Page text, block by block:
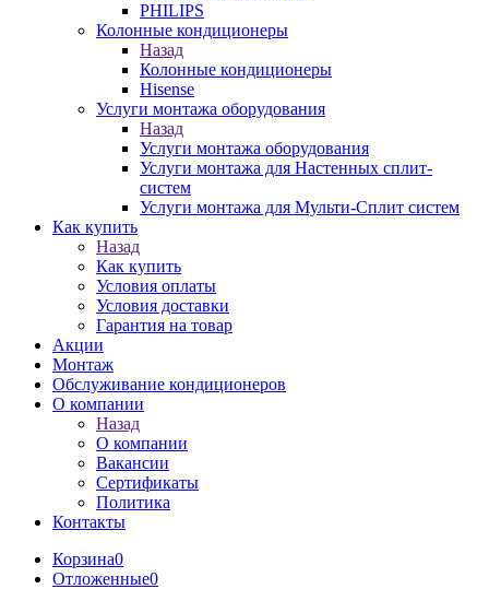
PHILIPS
Колонные кондиционеры
Назад
Колонные кондиционеры
Hisense
Услуги монтажа оборудования
Назад
Услуги монтажа оборудования
Услуги монтажа для Настенных сплит-
систем
Услуги монтажа для Мульти-Сплит систем
Как купить
Назад
Как купить
Условия оплаты
Условия доставки
Гарантия на товар
Акции
Монтаж
Обслуживание кондиционеров
О компании
Назад
О компании
Вакансии
Сертификаты
Политика
Контакты
Корзина0
Отложенные0